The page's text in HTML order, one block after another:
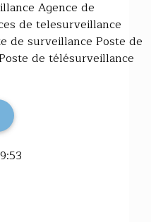
Agence de
de telesurveillance
de surveillance Poste de
de télésurveillance